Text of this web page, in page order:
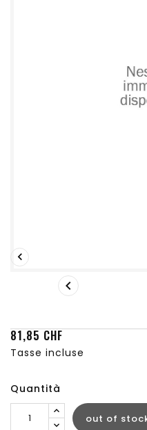


81,85 CHF
Tasse incluse
Quantità
out of